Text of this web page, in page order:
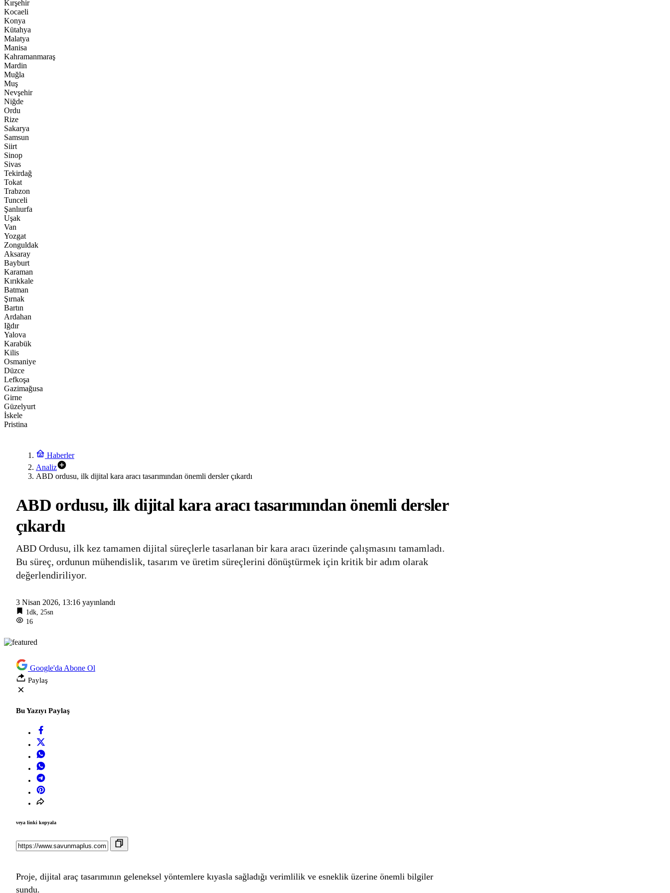
Kırşehir
Kocaeli
Konya
Kütahya
Malatya
Manisa
Kahramanmaraş
Mardin
Muğla
Muş
Nevşehir
Niğde
Ordu
Rize
Sakarya
Samsun
Siirt
Sinop
Sivas
Tekirdağ
Tokat
Trabzon
Tunceli
Şanlıurfa
Uşak
Van
Yozgat
Zonguldak
Aksaray
Bayburt
Karaman
Kırıkkale
Batman
Şırnak
Bartın
Ardahan
Iğdır
Yalova
Karabük
Kilis
Osmaniye
Düzce
Lefkoşa
Gazimağusa
Girne
Güzelyurt
İskele
Pristina
Haberler
Analiz
ABD ordusu, ilk dijital kara aracı tasarımından önemli dersler çıkardı
ABD ordusu, ilk dijital kara aracı tasarımından önemli dersler
çıkardı
ABD Ordusu, ilk kez tamamen dijital süreçlerle tasarlanan bir kara aracı üzerinde çalışmasını tamamladı.
Bu süreç, ordunun mühendislik, tasarım ve üretim süreçlerini dönüştürmek için kritik bir adım olarak
değerlendiriliyor.
3 Nisan 2026, 13:16 yayınlandı
1dk, 25sn
16
Google'da Abone Ol
Paylaş
Bu Yazıyı Paylaş
veya linki kopyala
Proje, dijital araç tasarımının geleneksel yöntemlere kıyasla sağladığı verimlilik ve esneklik üzerine önemli bilgiler
sundu.